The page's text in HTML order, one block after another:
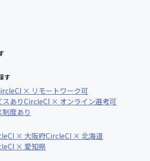
す
× リモートワーク可
ありCircleCI × オンライン選考可
度あり
× 大阪府CircleCI × 北海道
× 愛知県